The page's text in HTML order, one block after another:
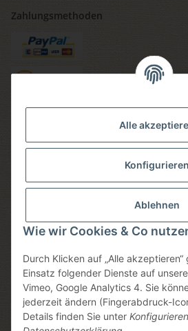
Alle
Konfigurieren
Ablehnen
Wie wir Cookies & Co
Durch Klicken auf „Alle
Einsatz folgender Dienste auf
Vimeo, Google Analytics 4. Sie
jederzeit ändern (Fingerabdruck-
Details finden Sie unter Konfigurieren
Zahlungsmethoden
Versandmethoden
Sicheres einkaufen